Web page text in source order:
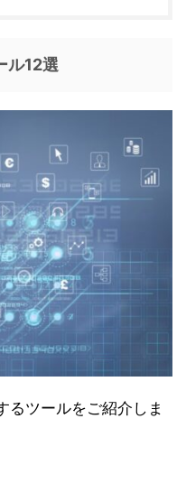
ル12選
るツールをご紹介しま